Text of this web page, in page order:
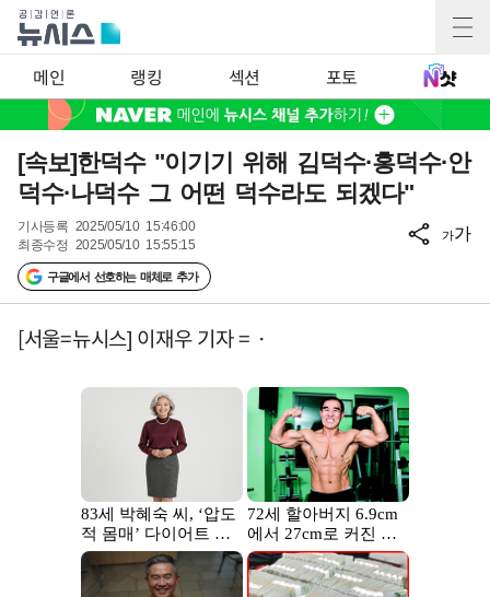
메인 랭킹 섹션 포토
[속보]한덕수 "이기기 위해 김덕수·홍덕수·안
덕수·나덕수 그 어떤 덕수라도 되겠다"
기사등록 2025/05/10 15:46:00
최종수정 2025/05/10 15:55:15
구글에서 선호하는 매체로 추가
가가
[서울=뉴시스] 이재우 기자 = ·